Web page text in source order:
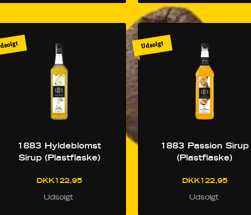
1883 Hyldeblomst
Sirup (Plastflaske)
DKK122,95
Udsolgt
Udsolgt
1883 Passion Sirup
(Plastflaske)
DKK122,95
Udsolgt